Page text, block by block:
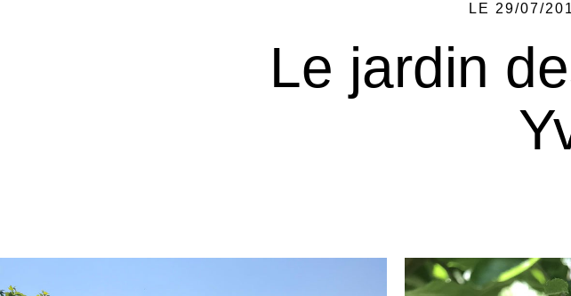
LE 29/07/
Le jardin